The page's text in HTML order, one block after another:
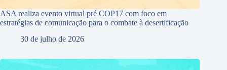
ASA realiza evento virtual pré COP17 com foco em
estratégias de comunicação para o combate à desertificação
30 de julho de 2026